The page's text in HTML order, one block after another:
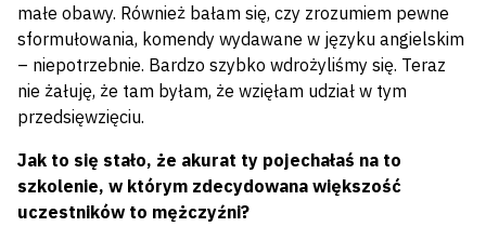
małe obawy. Również bałam się, czy zrozumiem pewne
sformułowania, komendy wydawane w języku angielskim
– niepotrzebnie. Bardzo szybko wdrożyliśmy się. Teraz
nie żałuję, że tam byłam, że wzięłam udział w tym
przedsięwzięciu.
Jak to się stało, że akurat ty pojechałaś na to
szkolenie, w którym zdecydowana większość
uczestników to mężczyźni?